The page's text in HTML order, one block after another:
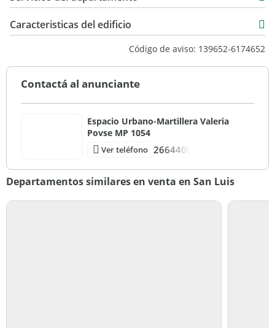
Caracteristicas del edificio
Código de aviso: 139652-6174652
Contactá al anunciante
Espacio Urbano-Martillera Valeria
Povse MP 1054
Ver teléfono 2664406
Departamentos similares en venta en San Luis